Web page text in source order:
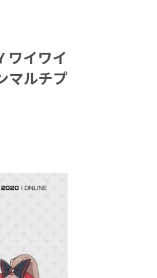
ワイワイ
マルチプ